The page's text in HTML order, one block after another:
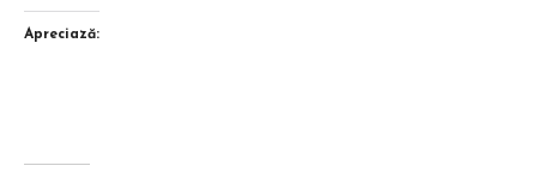
Apreciază: